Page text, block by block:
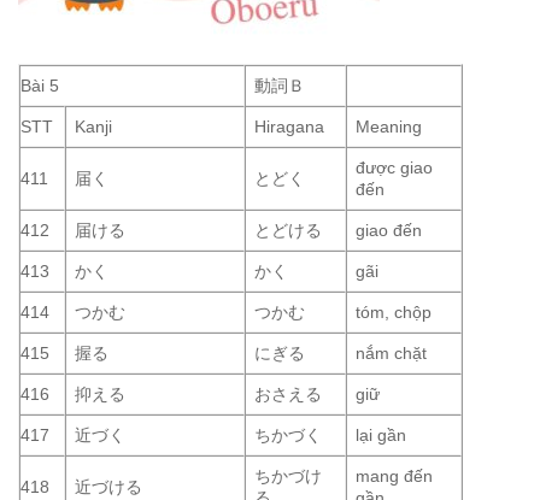
Bài 5 動詞Ｂ
STT Kanji Hiragana Meaning
411 届く とどく
được giao
đến
412 届ける とどける giao đến
413 かく かく gãi
414 つかむ つかむ tóm, chộp
415 握る にぎる nắm chặt
416 抑える おさえる giữ
417 近づく ちかづく lại gần
418 近づける
ちかづけ
mang đến